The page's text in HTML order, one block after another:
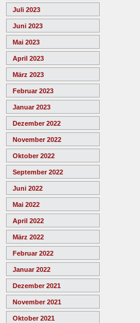
Juli 2023
Juni 2023
Mai 2023
April 2023
März 2023
Februar 2023
Januar 2023
Dezember 2022
November 2022
Oktober 2022
September 2022
Juni 2022
Mai 2022
April 2022
März 2022
Februar 2022
Januar 2022
Dezember 2021
November 2021
Oktober 2021